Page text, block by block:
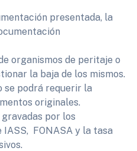
presentada, la
organismos de peritaje o
la baja de los mismos.
se podrá requerir la
originales.
por los
FONASA y la tasa